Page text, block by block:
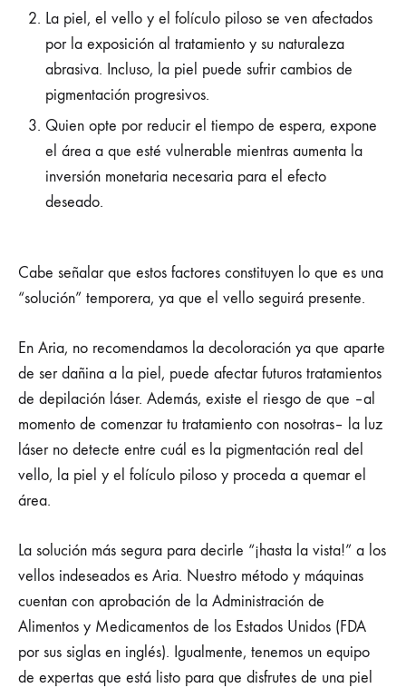
La piel, el vello y el folículo piloso se ven afectados
por la exposición al tratamiento y su naturaleza
abrasiva. Incluso, la piel puede sufrir cambios de
pigmentación progresivos.
Quien opte por reducir el tiempo de espera, expone
el área a que esté vulnerable mientras aumenta la
inversión monetaria necesaria para el efecto
deseado.
Cabe señalar que estos factores constituyen lo que es una
“solución” temporera, ya que el vello seguirá presente.
En Aria, no recomendamos la decoloración ya que aparte
de ser dañina a la piel, puede afectar futuros tratamientos
de depilación láser. Además, existe el riesgo de que –al
momento de comenzar tu tratamiento con nosotras– la luz
láser no detecte entre cuál es la pigmentación real del
vello, la piel y el folículo piloso y proceda a quemar el
área.
La solución más segura para decirle “¡hasta la vista!” a los
vellos indeseados es Aria. Nuestro método y máquinas
cuentan con aprobación de la Administración de
Alimentos y Medicamentos de los Estados Unidos (FDA
por sus siglas en inglés). Igualmente, tenemos un equipo
de expertas que está listo para que disfrutes de una piel